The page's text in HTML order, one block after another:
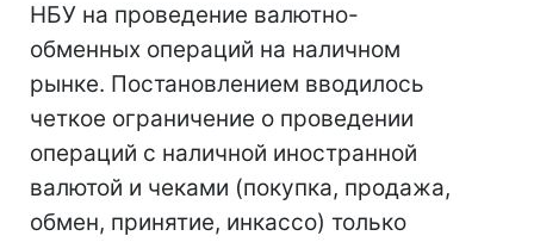
НБУ на проведение валютно-
обменных операций на наличном
рынке. Постановлением вводилось
четкое ограничение о проведении
операций с наличной иностранной
валютой и чеками (покупка, продажа,
обмен, принятие, инкассо) только